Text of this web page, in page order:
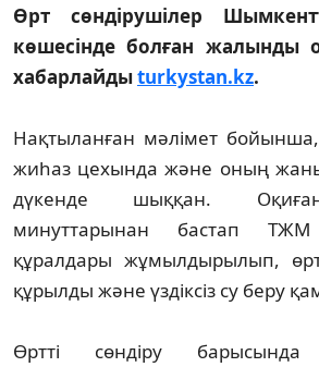
Өрт сөндірушілер
көшесінде болған жалынды
хабарлайдыturkystan.kz.
Нақтыланған мәлімет
жиһаз цехында және оның
дүкенде шыққан.
минуттарынан бастап
құралдары жұмылдырылып,
құрылды және үздіксіз су беру
Өртті сөндіру